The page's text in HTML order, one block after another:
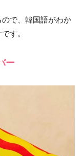
で、韓国語がわか
す。
ー